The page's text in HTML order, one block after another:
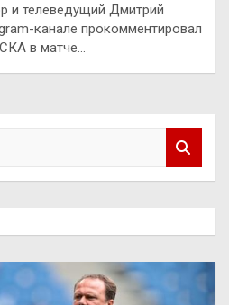
и телеведущий Дмитрий
канале прокомментировал
в матче…